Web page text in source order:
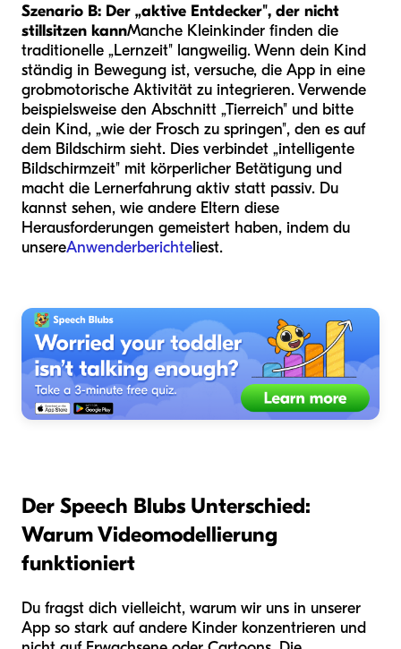
Szenario B: Der „aktive Entdecker", der nicht
stillsitzen kannManche Kleinkinder finden die
traditionelle „Lernzeit" langweilig. Wenn dein Kind
ständig in Bewegung ist, versuche, die App in eine
grobmotorische Aktivität zu integrieren. Verwende
beispielsweise den Abschnitt „Tierreich" und bitte
dein Kind, „wie der Frosch zu springen", den es auf
dem Bildschirm sieht. Dies verbindet „intelligente
Bildschirmzeit" mit körperlicher Betätigung und
macht die Lernerfahrung aktiv statt passiv. Du
kannst sehen, wie andere Eltern diese
Herausforderungen gemeistert haben, indem du
unsereAnwenderberichteliest.
Der Speech Blubs Unterschied:
Warum Videomodellierung
funktioniert
Du fragst dich vielleicht, warum wir uns in unserer
App so stark auf andere Kinder konzentrieren und